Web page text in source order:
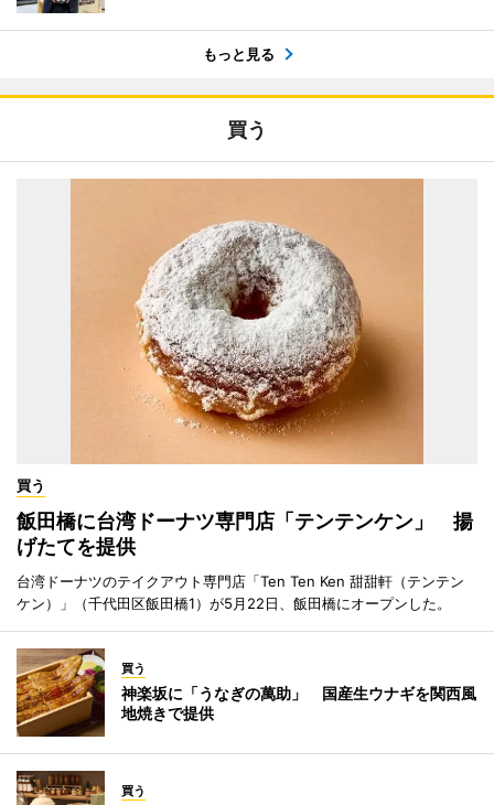
もっと見る
買う
買う
飯田橋に台湾ドーナツ専門店「テンテンケン」 揚
げたてを提供
台湾ドーナツのテイクアウト専門店「Ten Ten Ken 甜甜軒（テンテン
ケン）」（千代田区飯田橋1）が5月22日、飯田橋にオープンした。
買う
神楽坂に「うなぎの萬助」 国産生ウナギを関西風
地焼きで提供
買う